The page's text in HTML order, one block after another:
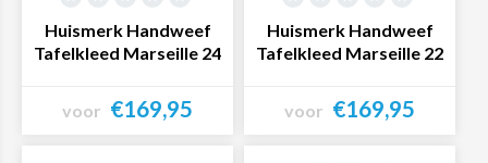
Huismerk Handweef
Tafelkleed Marseille 24
voor €169,95
Huismerk Handweef
Tafelkleed Marseille 22
voor €169,95